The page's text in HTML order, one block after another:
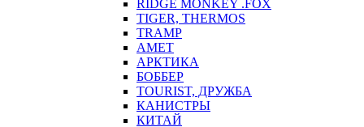
RIDGE MONKEY .FOX
TIGER, THERMOS
TRAMP
АМЕТ
АРКТИКА
БОББЕР
TOURIST, ДРУЖБА
КАНИСТРЫ
КИТАЙ